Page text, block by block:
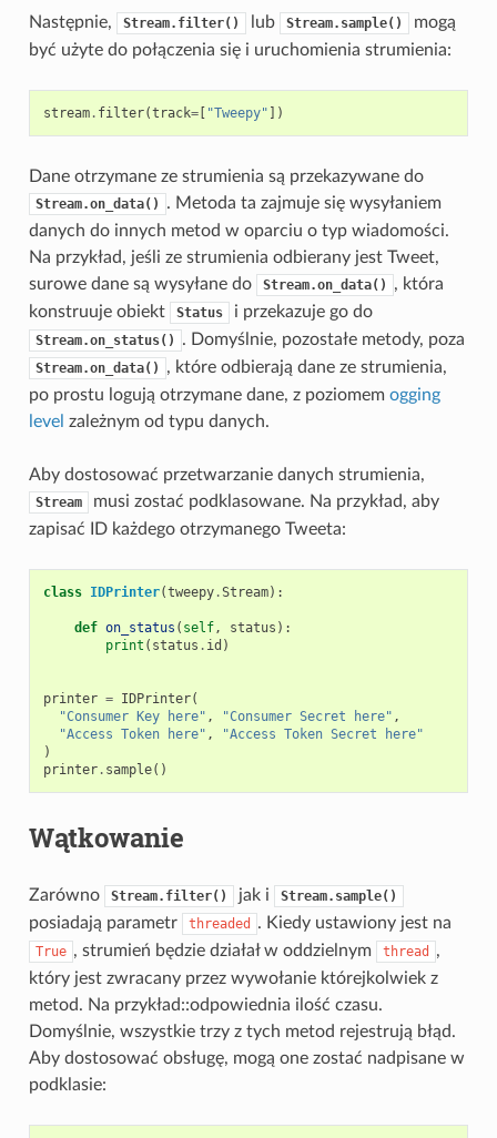
Następnie, Stream.filter() lub Stream.sample()
mogą
być użyte do połączenia się i uruchomienia strumienia:
stream. filter(track=[ "Tweepy" ])
Dane otrzymane ze strumienia są przekazywane do
Stream.on_data()
. Metoda ta zajmuje się wysyłaniem
danych do innych metod w oparciu o typ wiadomości.
Na przykład, jeśli ze strumienia odbierany jest Tweet,
surowe dane są wysyłane do
Stream.on_data()
, która
konstruuje obiekt
Status i przekazuje go do
Stream.on_status() . Domyślnie, pozostałe metody, poza
Stream.on_data()
, które odbierają dane ze strumienia,
po prostu logują otrzymane dane, z poziomem ogging
level zależnym od typu danych.
Aby dostosować przetwarzanie danych strumienia,
Stream
musi zostać podklasowane. Na przykład, aby
zapisać ID każdego otrzymanego Tweeta:
class IDPrinter(tweepy.Stream):
def on_status ( self, status ):
print ( status . id )
printer = IDPrinter(
"Consumer Key here" , "Consumer Secret here" ,
"Access Token here" ,
"Access Token Secret here"
)
printer. sample()
Wątkowanie
Zarówno Stream.filter() jak i Stream.sample()
posiadają parametr threaded . Kiedy ustawiony jest na
True , strumień będzie działał w oddzielnym thread
,
który jest zwracany przez wywołanie którejkolwiek z
metod. Na przykład::odpowiednia ilość czasu.
Domyślnie, wszystkie trzy z tych metod rejestrują błąd.
Aby dostosować obsługę, mogą one zostać nadpisane w
podklasie: